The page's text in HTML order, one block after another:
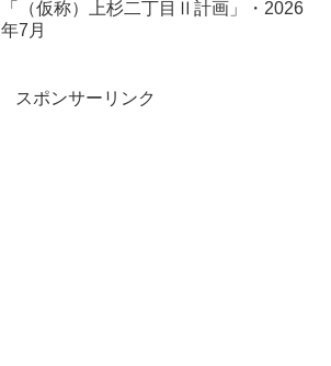
「（仮称）上杉二丁目Ⅱ計画」・2026
年7月
スポンサーリンク